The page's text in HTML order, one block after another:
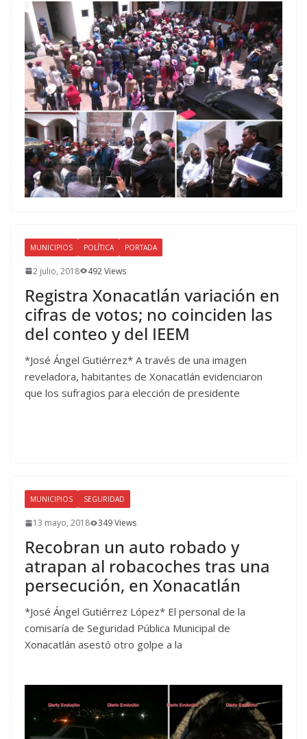
MUNICIPIOS POLÍTICA PORTADA
2 julio, 2018 492 Views
Registra Xonacatlán variación en
cifras de votos; no coinciden las
del conteo y del IEEM
*José Ángel Gutiérrez* A través de una imagen
reveladora, habitantes de Xonacatlán evidenciaron
que los sufragios para elección de presidente
MUNICIPIOS SEGURIDAD
13 mayo, 2018 349 Views
Recobran un auto robado y
atrapan al robacoches tras una
persecución, en Xonacatlán
*José Ángel Gutiérrez López* El personal de la
comisaría de Seguridad Pública Municipal de
Xonacatlán asestó otro golpe a la